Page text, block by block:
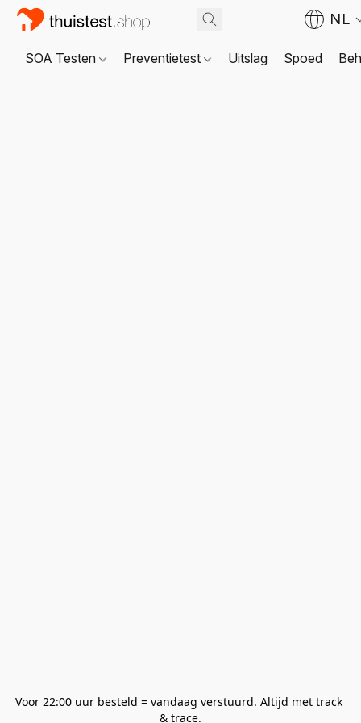
NL
SOA Testen Preventietest Uitslag Spoed
Voor 22:00 uur besteld = vandaag verstuurd. Altijd met track
& trace.